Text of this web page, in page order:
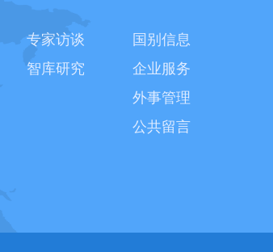
专家访谈
智库研究
国别信息
企业服务
外事管理
公共留言